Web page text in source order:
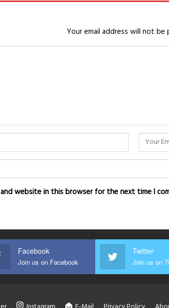
Your email address will not be
and website in this browser for the next time I
Facebook
Join us on Facebook
Twitter
Join us on